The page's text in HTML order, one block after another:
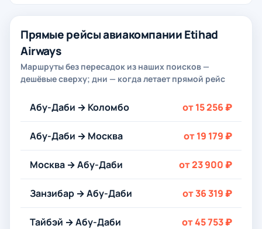
Прямые рейсы авиакомпании Etihad
Airways
Маршруты без пересадок из наших поисков —
дешёвые сверху; дни — когда летает прямой рейс
Абу-Даби → Коломбо от 15 256 ₽
Абу-Даби → Москва от 19 179 ₽
Москва → Абу-Даби от 23 900 ₽
Занзибар → Абу-Даби от 36 319 ₽
Тайбэй → Абу-Даби от 45 753 ₽